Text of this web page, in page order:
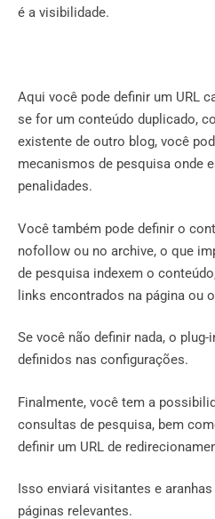
é a visibilidade.
Aqui você pode definir um URL
se for um conteúdo duplicado,
existente de outro blog, você
mecanismos de pesquisa onde
penalidades.
Você também pode definir o
nofollow ou no archive, o que
de pesquisa indexem o
links encontrados na página ou
Se você não definir nada, o
definidos nas configurações.
Finalmente, você tem a
consultas de pesquisa, bem
definir um URL de
Isso enviará visitantes e
páginas relevantes.